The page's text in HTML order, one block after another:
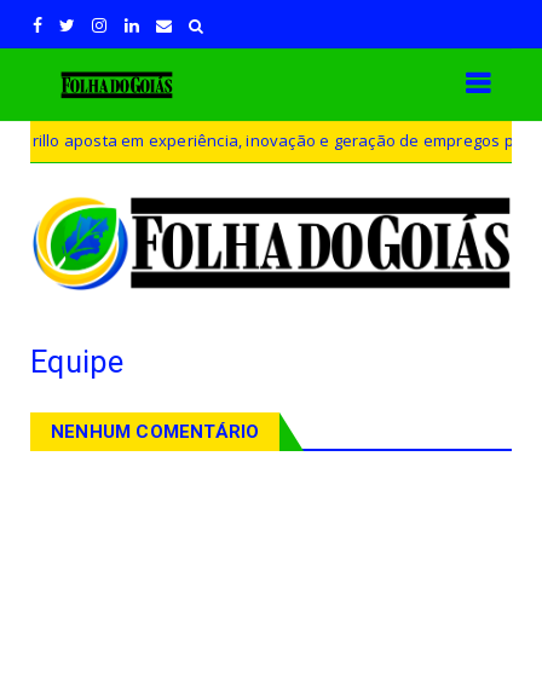
em experiência, inovação e geração de empregos para
Equipe
NENHUM COMENTÁRIO